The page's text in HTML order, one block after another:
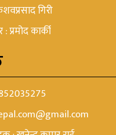
गिरी
प्रमोद कार्की